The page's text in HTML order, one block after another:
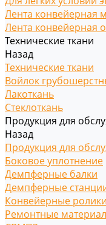
Лента конвейерная
Лента конвейерная
Технические ткани
Назад
Технические ткани
Войлок
Лакоткань
Стеклоткань
Продукция для
Назад
Продукция для
Боковое уплотнение
Демпферные балки
Демпферные
Конвейерные ролики
Ремонтные